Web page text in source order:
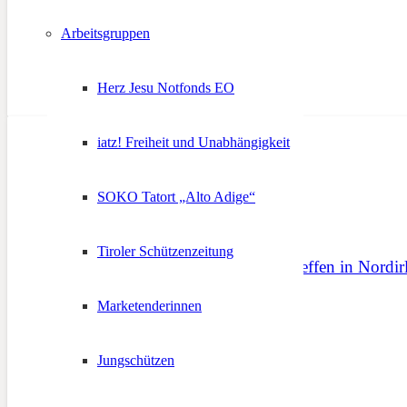
Arbeitsgruppen
Herz Jesu Notfonds EO
iatz! Freiheit und Unabhängigkeit
SOKO Tatort „Alto Adige“
Tiroler Schützenzeitung
Marketenderinnen
Jungschützen
Südtirol beim ICEC-Treffen in
17. April 2026